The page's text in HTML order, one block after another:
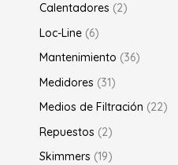
Calentadores
2
Loc-Line 6
Mantenimiento
36
Medidores
31
Medios de Filtración
22
Repuestos
2
Skimmers 19